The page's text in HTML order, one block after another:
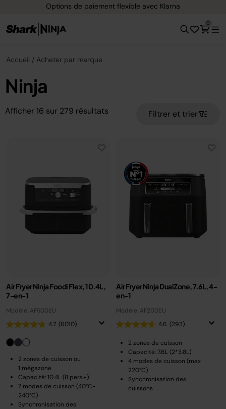
Livraison gratuite dès 40 € d'achat
0
Accueil Acheter par marque
Ninja
Afficher 16 sur 279 résultats Filtrer et trier
Air Fryer Ninja Foodi Flex, 10.4L,
7-en-1
Modèle: AF500EU
4.7 (6010)
2 zones de cuisson ou
1 mégazone
Capacité: 10.4L (8 pers.+)
7 modes de cuisson (40°C-
240°C)
Synchronisation des
Air Fryer Ninja DualZone, 7.6L, 4-
en-1
Modèle: AF200EU
4.6 (293)
2 zones de cuisson
Capacité: 7.6L (2*3.8L)
4 modes de cuisson (max
220°C)
Synchronisation des
cuissons